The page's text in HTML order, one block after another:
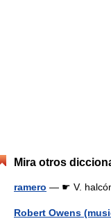
Mira otros
ramero — ☛ V.
Robert Owens